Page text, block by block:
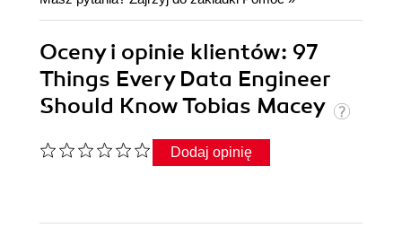
Oceny i opinie klientów: 97
Things Every Data Engineer
Should Know Tobias Macey
Dodaj opinię